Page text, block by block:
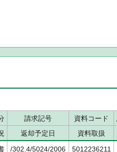
請求記号 資料コード
返却予定日
資料取扱
/302.4/5024/2006
5012236211